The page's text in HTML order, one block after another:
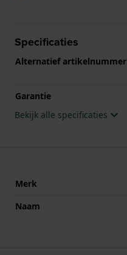
Specificaties
Alternatief artikelnummer
Garantie
Bekijk alle specificaties
Merk
Naam